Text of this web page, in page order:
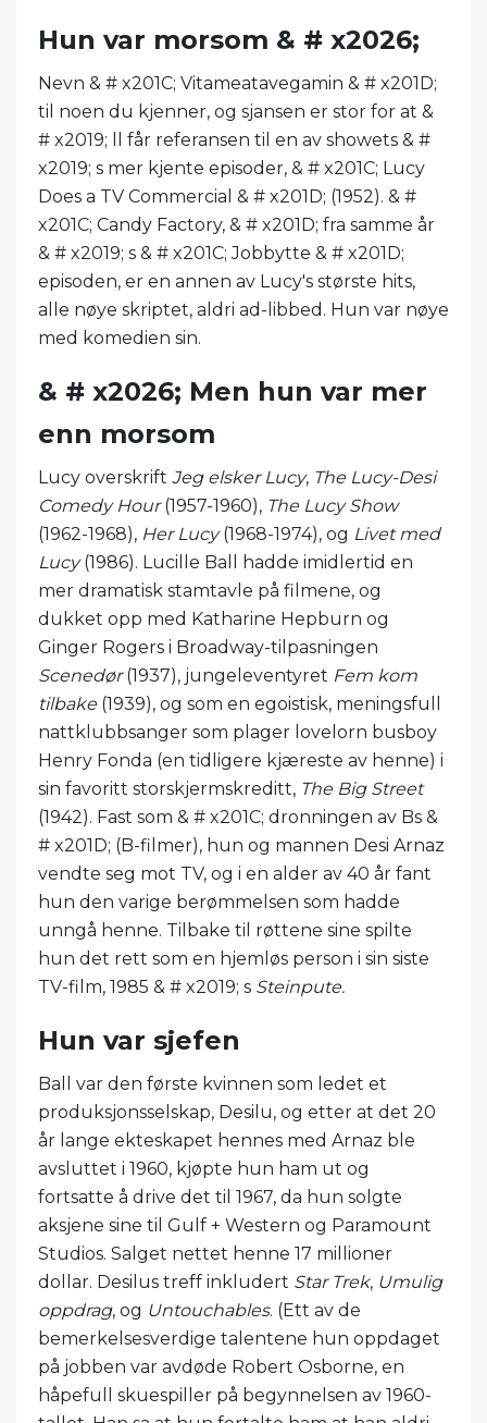
Hun var morsom & # x2026;
Nevn & # x201C; Vitameatavegamin & # x201D;
til noen du kjenner, og sjansen er stor for at &
# x2019; ll får referansen til en av showets & #
x2019; s mer kjente episoder, & # x201C; Lucy
Does a TV Commercial & # x201D; (1952). & #
x201C; Candy Factory, & # x201D; fra samme år
& # x2019; s & # x201C; Jobbytte & # x201D;
episoden, er en annen av Lucy's største hits,
alle nøye skriptet, aldri ad-libbed. Hun var nøye
med komedien sin.
& # x2026; Men hun var mer
enn morsom
Lucy overskrift Jeg elsker Lucy, The Lucy-Desi
Comedy Hour(1957-1960), The Lucy Show
(1962-1968), Her Lucy(1968-1974), og Livet med
Lucy(1986). Lucille Ball hadde imidlertid en
mer dramatisk stamtavle på filmene, og
dukket opp med Katharine Hepburn og
Ginger Rogers i Broadway-tilpasningen
Scenedør(1937), jungeleventyret Fem kom
tilbake(1939), og som en egoistisk, meningsfull
nattklubbsanger som plager lovelorn busboy
Henry Fonda (en tidligere kjæreste av henne) i
sin favoritt storskjermskreditt, The Big Street
(1942). Fast som & # x201C; dronningen av Bs &
# x201D; (B-filmer), hun og mannen Desi Arnaz
vendte seg mot TV, og i en alder av 40 år fant
hun den varige berømmelsen som hadde
unngå henne. Tilbake til røttene sine spilte
hun det rett som en hjemløs person i sin siste
TV-film, 1985 & # x2019; s Steinpute.
Hun var sjefen
Ball var den første kvinnen som ledet et
produksjonsselskap, Desilu, og etter at det 20
år lange ekteskapet hennes med Arnaz ble
avsluttet i 1960, kjøpte hun ham ut og
fortsatte å drive det til 1967, da hun solgte
aksjene sine til Gulf + Western og Paramount
Studios. Salget nettet henne 17 millioner
dollar. Desilus treff inkludert Star Trek, Umulig
oppdrag, og Untouchables. (Ett av de
bemerkelsesverdige talentene hun oppdaget
på jobben var avdøde Robert Osborne, en
håpefull skuespiller på begynnelsen av 1960-